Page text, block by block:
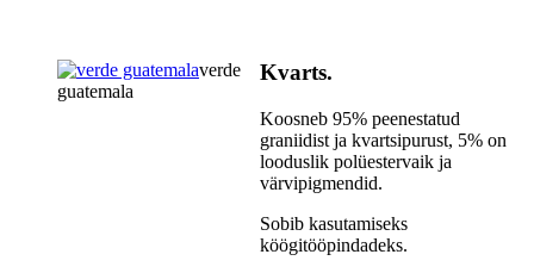
verde
guatemala
Kvarts.
Koosneb 95% peenestatud
graniidist ja kvartsipurust, 5% on
looduslik polüestervaik ja
värvipigmendid.
Sobib kasutamiseks
köögitööpindadeks.